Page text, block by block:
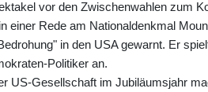
vor den Zwischenwahlen zum
einer Rede am Nationaldenkmal
in den USA gewarnt. Er
Politiker an.
US-Gesellschaft im Jubiläumsjahr